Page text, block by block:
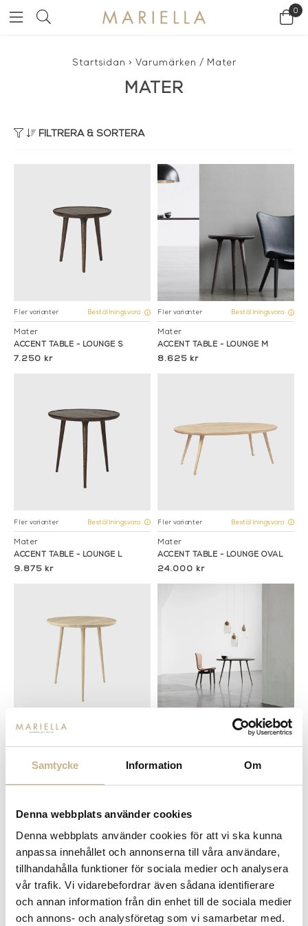
Samtycke Information Om
Denna webbplats använder cookies
Denna webbplats använder cookies för att vi ska kunna
anpassa innehållet och annonserna till våra användare,
tillhandahålla funktioner för sociala medier och analysera
vår trafik. Vi vidarebefordrar även sådana identifierare
och annan information från din enhet till de sociala medier
och annons- och analysföretag som vi samarbetar med.
0
Startsidan > Varumärken / Mater
MATER
FILTRERA & SORTERA
Fler varianter Beställningsvara
Mater
ACCENT TABLE - LOUNGE S
7.250 kr
Fler varianter Beställningsvara
Mater
ACCENT TABLE - LOUNGE M
8.625 kr
Fler varianter Beställningsvara
Mater
ACCENT TABLE - LOUNGE L
9.875 kr
Fler varianter Beställningsvara
Mater
ACCENT TABLE - LOUNGE OVAL
24.000 kr
Fler varianter
ACCENT TABLE - CAFÉ
Beställningsvara
ACCENT TABLE - DINING Ø110 CM